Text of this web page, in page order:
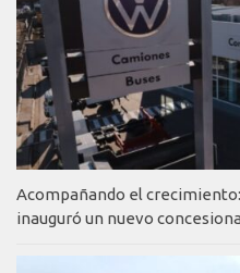
Acompañando el
inauguró un nuevo